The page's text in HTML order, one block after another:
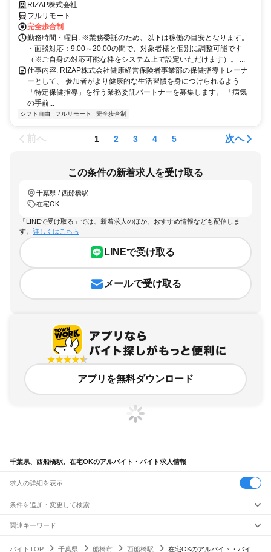
う一つの安心」を。主婦・Wワーカー活躍中！「平日の日中だけ」「夕
方以降の数時間だけ」など、生活リズムに合わせた時間調整が可能で
す。1件ごとの成果報酬型だから、頑張った分だけ手応えのある収入
に。充実のサポート体制で、安心の在宅ワークを始めませんか？
RIZAP株式会社
フルリモート
完全歩合制
勤務時間・曜日: ※業務委託のため、以下は稼働の目安となります。
・面談対応：9:00～20:00の間で、対象者様と個別に調整可能です
（※ご自身の対応可能な枠をシステム上で設定いただけます）。 ...
仕事内容: RIZAP株式会社健康経営保険者事業部の保健指導トレーナ
ーとして、 参加者がより健康的な生活習慣を身につけられるよう
「特定保健指導」を行う業務委託パートナーを募集します。 「病気
の手前...
シフト自由 フルリモート 完全歩合制
前へ 1 2 3 4 5 次へ
この条件の新着求人を受け取る
千葉県 / 西船橋駅
在宅OK
「LINEで受け取る」では、新着求人のほか、おすすめ情報なども配信しま
す。 詳しくはこちら
LINEで受け取る
メールで受け取る
アプリを無料ダウンロード
千葉県、西船橋駅、在宅OKのアルバイト・バイト求人情報
求人の詳細を表示
条件を追加・変更して検索
市区町村を追加・変更
駅を追加・変更
関連キーワード
バイトTOP
千葉県 船橋市 西船橋駅 在宅OKのアルバイト・バイ